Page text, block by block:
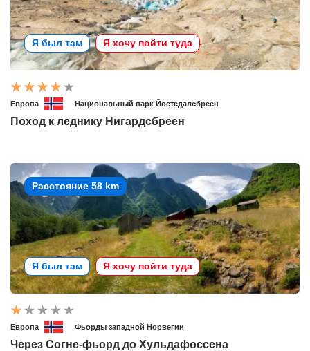
Я был там Я хочу пойти туда
Европа Национальный парк Йостедалсбреен
Поход к леднику Нигардсбреен
Расстояние 58 km
Я был там Я хочу пойти туда
Европа Фьорды западной Норвегии
Через Согне-фьорд до Хульдафоссена